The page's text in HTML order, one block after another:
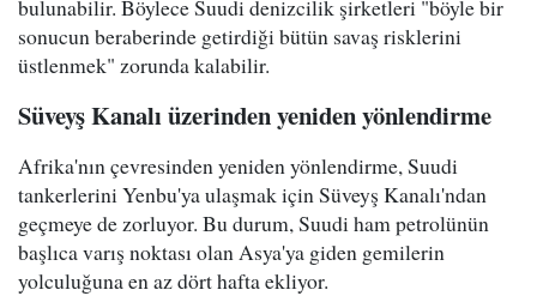
bulunabilir. Böylece Suudi denizcilik şirketleri "böyle bir
sonucun beraberinde getirdiği bütün savaş risklerini
üstlenmek" zorunda kalabilir.
Süveyş Kanalı üzerinden yeniden yönlendirme
Afrika'nın çevresinden yeniden yönlendirme, Suudi
tankerlerini Yenbu'ya ulaşmak için Süveyş Kanalı'ndan
geçmeye de zorluyor. Bu durum, Suudi ham petrolünün
başlıca varış noktası olan Asya'ya giden gemilerin
yolculuğuna en az dört hafta ekliyor.